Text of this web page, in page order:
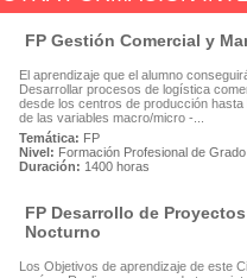
FP Gestión Comercial y
El aprendizaje que el alumno
Desarrollar procesos de logística
desde los centros de producción
de las variables macro/micro -...
Temática: FP
Nivel: Formación Profesional de
Duración: 1400 horas
FP Desarrollo de
Nocturno
Los Objetivos de aprendizaje de este